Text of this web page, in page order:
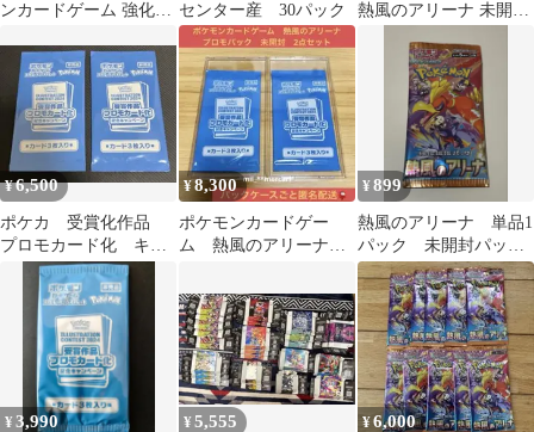
ンカードゲーム 強化拡 センター産 30パック
熱風のアリーナ 未開封
¥6,500
ポケカ 受賞化作品
プロモカード化 キャ
ンペーン 2パックセッ
ト 熱風のアリーナ
¥8,300
ポケモンカードゲー
ム 熱風のアリーナ
PROMO 未開封2点
¥899
熱風のアリーナ 単品1
パック 未開封パッ
ク バラ売り ポケモ
ンカード ポケカ
¥3,990 ¥5,555 ¥6,000